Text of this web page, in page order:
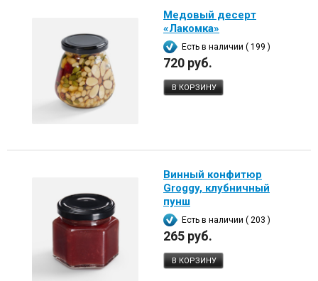
Медовый десерт
«Лакомка»
Есть в наличии ( 199 )
720 руб.
В КОРЗИНУ
Винный конфитюр
Groggy, клубничный
пунш
Есть в наличии ( 203 )
265 руб.
В КОРЗИНУ